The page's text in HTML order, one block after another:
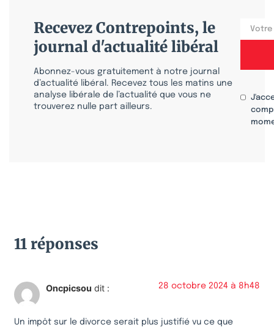
Recevez Contrepoints, le
journal d'actualité libéral
Abonnez-vous gratuitement à notre journal
d’actualité libéral. Recevez tous les matins une
analyse libérale de l’actualité que vous ne
trouverez nulle part ailleurs.
11 réponses
Oncpicsou dit : 28 octobre 2024 à 8h48
Un impôt sur le divorce serait plus justifié vu ce que